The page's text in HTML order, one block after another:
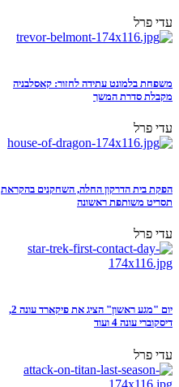
עדי פרל
משפחת בלמונט עתידה לחזור: קאסלבניה
מקבלת סדרת המשך
עדי פרל
הפקת בית הדרקון החלה, השחקנים בהקראת
תסריט משותפת ראשונה
עדי פרל
יום "מגע ראשון" הציג את פיקארד עונה 2,
דיסקוברי עונה 4 ועוד
עדי פרל